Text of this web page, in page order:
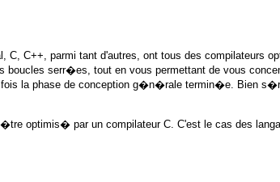
C++, parmi tant d'autres, ont tous des compilateurs
serr�es, tout en vous permettant de vous
la phase de conception g�n�rale termin�e. Bien
optimis� par un compilateur C. C'est le cas des